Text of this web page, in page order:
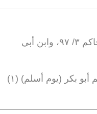
(٣) صحيح؛ أخرجه أحمد (٨٩)، والبخاري في التاريخ ٦/ ١٣٨، والحاكم ٣/ ٩٧، وابن أبي
حدثنا أبو أسامة حدثنا هشام قال: أخبرني أبي قال: أسلم أبو بكر (يوم أسلم) (١)